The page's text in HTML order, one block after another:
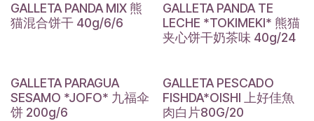
GALLETA PANDA MIX 熊
猫混合饼干 40g/6/6
GALLETA PANDA TE
LECHE *TOKIMEKI* 熊猫
夹心饼干奶茶味 40g/24
GALLETA PARAGUA
SESAMO *JOFO* 九福伞
饼 200g/6
GALLETA PESCADO
FISHDA*OISHI 上好佳魚
肉白片80G/20